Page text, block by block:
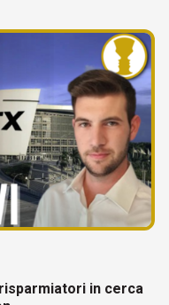
in cerca